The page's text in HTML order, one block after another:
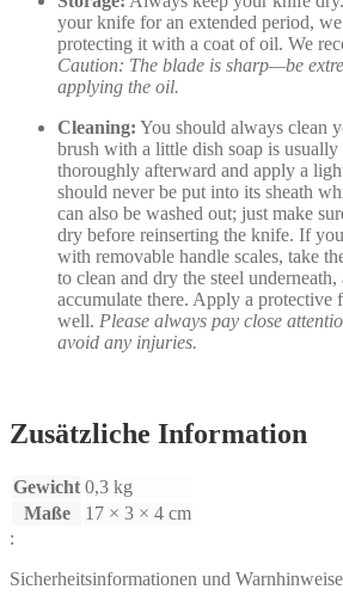
your knife for an extended period,
protecting it with a coat of oil. We
Caution: The blade is sharp—be
applying the oil.
Cleaning: You should always clean
brush with a little dish soap is
thoroughly afterward and apply a
should never be put into its sheath
can also be washed out; just make
dry before reinserting the knife. If
with removable handle scales, take
to clean and dry the steel underneath,
accumulate there. Apply a protective
well. Please always pay close
avoid any injuries.
Zusätzliche Information
Gewicht 0,3 kg
Maße
17 × 3 × 4 cm
:
Sicherheitsinformationen und